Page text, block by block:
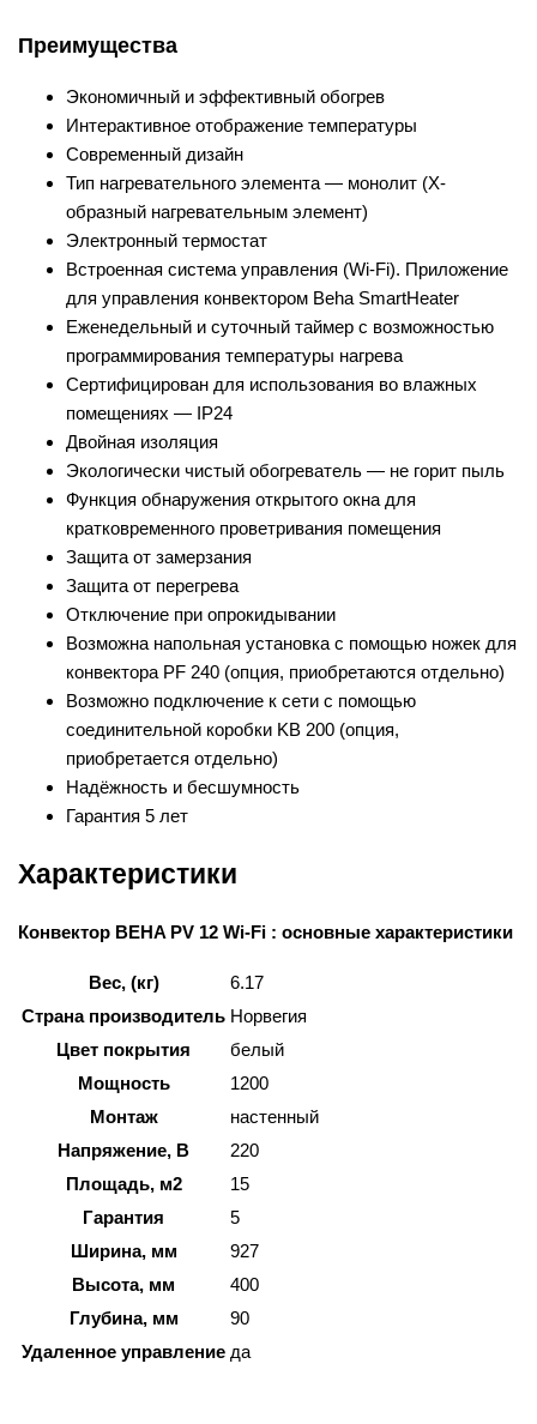
Преимущества
Экономичный и эффективный обогрев
Интерактивное отображение температуры
Современный дизайн
Тип нагревательного элемента — монолит (X-
образный нагревательным элемент)
Электронный термостат
Встроенная система управления (Wi-Fi). Приложение
для управления конвектором Beha SmartHeater
Еженедельный и суточный таймер с возможностью
программирования температуры нагрева
Сертифицирован для использования во влажных
помещениях — IP24
Двойная изоляция
Экологически чистый обогреватель — не горит пыль
Функция обнаружения открытого окна для
кратковременного проветривания помещения
Защита от замерзания
Защита от перегрева
Отключение при опрокидывании
Возможна напольная установка с помощью ножек для
конвектора PF 240 (опция, приобретаются отдельно)
Возможно подключение к сети с помощью
соединительной коробки KB 200 (опция,
приобретается отдельно)
Надёжность и бесшумность
Гарантия 5 лет
Характеристики
Конвектор BEHA PV 12 Wi-Fi : основные характеристики
Вес, (кг)
6.17
Страна производитель Норвегия
Цвет покрытия
белый
Мощность
1200
Монтаж
настенный
Напряжение, В
220
Площадь, м2
15
Гарантия
5
Ширина, мм
927
Высота, мм
400
Глубина, мм
90
Удаленное управление да